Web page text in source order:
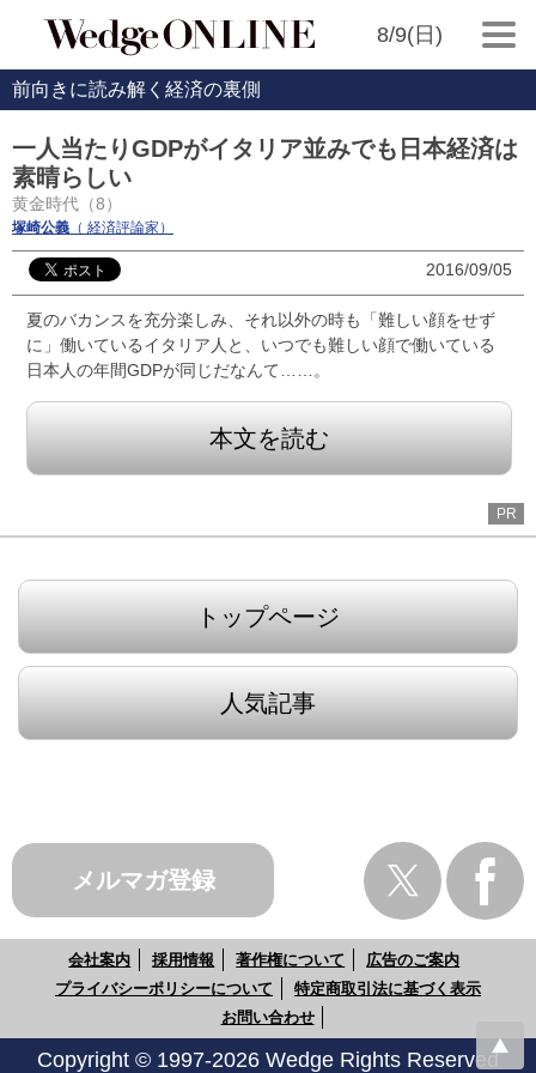
8/9(日)
前向きに読み解く経済の裏側
一人当たりGDPがイタリア並みでも日本経済は
素晴らしい
黄金時代（8）
塚崎公義 （ 経済評論家）
2016/09/05
夏のバカンスを充分楽しみ、それ以外の時も「難しい顔をせず
に」働いているイタリア人と、いつでも難しい顔で働いている
日本人の年間GDPが同じだなんて……。
本文を読む
PR
トップページ
人気記事
メルマガ登録
会社案内 採用情報 著作権について
広告のご案内
プライバシーポリシーについて
特定商取引法に基づく表示
お問い合わせ
Copyright © 1997-2026 Wedge Rights Reserved